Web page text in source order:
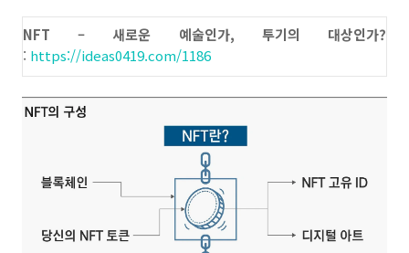
NFT – 새로운 예술인가, 투기의 대상인가?
: https://ideas0419.com/1186